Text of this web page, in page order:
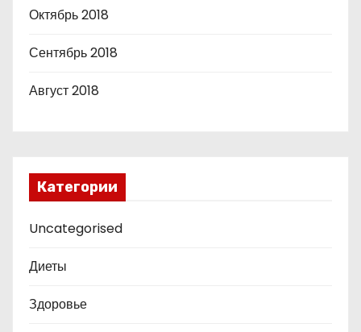
Октябрь 2018
Сентябрь 2018
Август 2018
Категории
Uncategorised
Диеты
Здоровье